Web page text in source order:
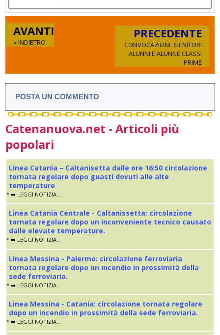
AVANTI
« INDIETRO
PRECEDENTE
CONVOCAZIONE GENITORI
ALUNNI E ALUNNE CLASSI
PRIME
POSTA UN COMMENTO
Catenanuova.net - Articoli più
popolari
Linea Catania – Caltanisetta dalle ore 16:50 circolazione
tornata regolare dopo guasti dovuti alle alte
temperature
* ➡️ LEGGI NOTIZIA...
Linea Catania Centrale - Caltanissetta: circolazione
tornata regolare dopo un inconveniente tecnico causato
dalle elevate temperature.
* ➡️ LEGGI NOTIZIA...
Linea Messina - Palermo: circolazione ferroviaria
tornata regolare dopo un incendio in prossimità della
sede ferroviaria.
* ➡️ LEGGI NOTIZIA...
Linea Messina - Catania: circolazione tornata regolare
dopo un incendio in prossimità della sede ferroviaria.
* ➡️ LEGGI NOTIZIA...